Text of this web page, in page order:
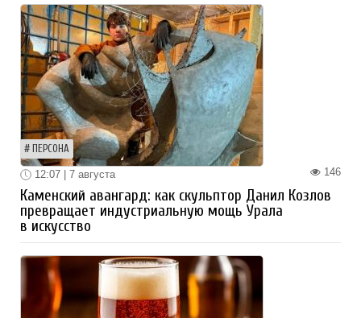
ПЕРСОНА
146
12:07 | 7 августа
Каменский авангард: как скульптор Данил Козлов
превращает индустриальную мощь Урала
в искусство